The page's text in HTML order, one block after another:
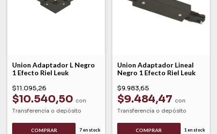
Union Adaptador L Negro
1 Efecto Riel Leuk
$11.095,26
$10.540,50 con
Transferencia o depósito
COMPRAR 7en stock
Union Adaptador Lineal
Negro 1 Efecto Riel Leuk
$9.983,65
$9.484,47 con
Transferencia o depósito
COMPRAR 1 en stock